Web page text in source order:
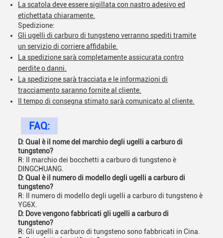
La scatola deve essere sigillata con nastro adesivo ed
etichettata chiaramente.
Spedizione:
Gli ugelli di carburo di tungsteno verranno spediti tramite
un servizio di corriere affidabile.
La spedizione sarà completamente assicurata contro
perdite o danni.
La spedizione sarà tracciata e le informazioni di
tracciamento saranno fornite al cliente.
Il tempo di consegna stimato sarà comunicato al cliente.
FAQ:
D: Qual è il nome del marchio degli ugelli a carburo di
tungsteno?
R: Il marchio dei bocchetti a carburo di tungsteno è
DINGCHUANG.
D: Qual è il numero di modello degli ugelli a carburo di
tungsteno?
R: Il numero di modello degli ugelli a carburo di tungsteno è
YG6X.
D: Dove vengono fabbricati gli ugelli a carburo di
tungsteno?
R: Gli ugelli a carburo di tungsteno sono fabbricati in Cina.